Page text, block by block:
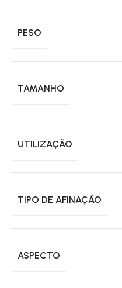
PESO
TAMANHO
UTILIZAÇÃO
TIPO DE AFINAÇÃO
ASPECTO